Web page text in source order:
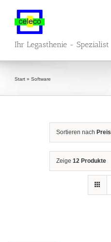
springen
Ihr Legasthenie - Spezialist
Start » Software
Sortieren nach Preis
Zeige 12 Produkte